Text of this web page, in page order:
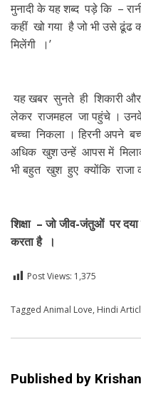
मुनादी के यह शब्द पड़े कि –
कहीं खो गया है जो भी उसे ढूंढ
मिलेंगी ।’
यह खबर सुनते ही शिकारी और
लेकर राजमहल जा पहुंचे । उनके
बच्चा निकला । हिरनी अपने
अधिक खुश उन्हें आपस में
भी बहुत खुश हुए क्योंकि राजा
शिक्षा – जो जीव-जंतुओं पर
करता है ।
Post Views: 1,375
Posted inHindi
Tagged Animal Love, Hindi
Published by